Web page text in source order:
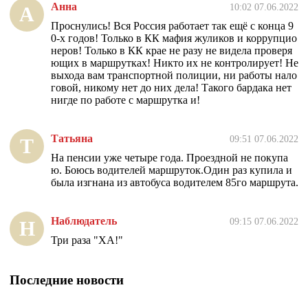
А Анна 10:02 07.06.2022
Проснулись! Вся Россия работает так ещё с конца 9
0-х годов! Только в КК мафия жуликов и коррупцио
неров! Только в КК крае не разу не видела проверя
ющих в маршрутках! Никто их не контролирует! Не
выхода вам транспортной полиции, ни работы нало
говой, никому нет до них дела! Такого бардака нет
нигде по работе с маршрутка и!
Т Татьяна 09:51 07.06.2022
На пенсии уже четыре года. Проездной не покупа
ю. Боюсь водителей маршруток.Один раз купила и
была изгнана из автобуса водителем 85го маршрута.
Н Наблюдатель 09:15 07.06.2022
Три раза "ХА!"
Последние новости